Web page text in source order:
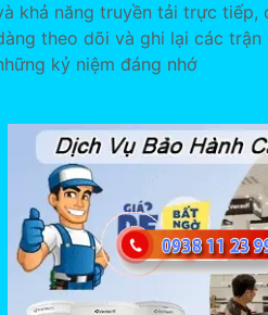
khả năng truyền tải trực tiếp,
theo dõi và ghi lại các
kỷ niệm đáng nhớ